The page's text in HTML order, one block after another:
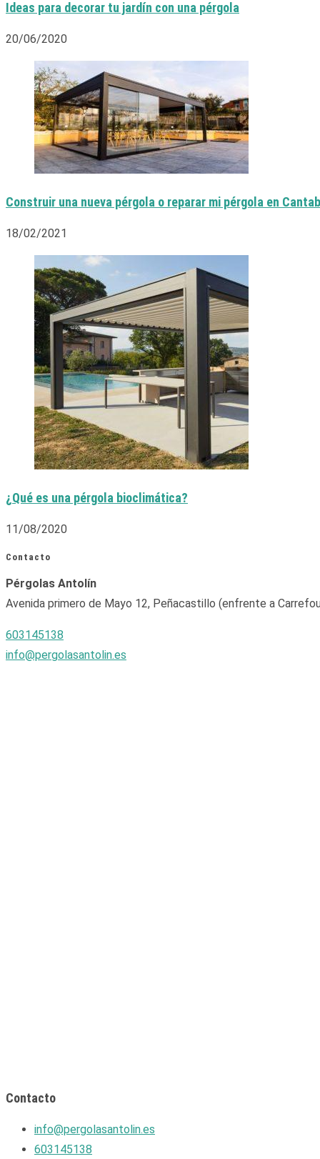
Ideas para decorar tu jardín con una pérgola
20/06/2020
Construir una nueva pérgola o reparar mi pérgola en
18/02/2021
¿Qué es una pérgola bioclimática?
11/08/2020
Contacto
Pérgolas Antolín
Avenida primero de Mayo 12, Peñacastillo (enfrente a
603145138
info@pergolasantolin.es
Contacto
info@pergolasantolin.es
603145138